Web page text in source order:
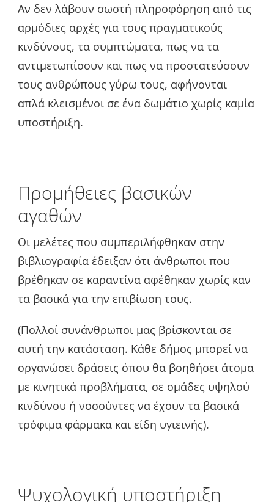
Αν δεν λάβουν σωστή πληροφόρηση από τις
αρμόδιες αρχές για τους πραγματικούς
κινδύνους, τα συμπτώματα, πως να τα
αντιμετωπίσουν και πως να προστατεύσουν
τους ανθρώπους γύρω τους, αφήνονται
απλά κλεισμένοι σε ένα δωμάτιο χωρίς καμία
υποστήριξη.
Προμήθειες βασικών
αγαθών
Οι μελέτες που συμπεριλήφθηκαν στην
βιβλιογραφία έδειξαν ότι άνθρωποι που
βρέθηκαν σε καραντίνα αφέθηκαν χωρίς καν
τα βασικά για την επιβίωση τους.
(Πολλοί συνάνθρωποι μας βρίσκονται σε
αυτή την κατάσταση. Κάθε δήμος μπορεί να
οργανώσει δράσεις όπου θα βοηθήσει άτομα
με κινητικά προβλήματα, σε ομάδες υψηλού
κινδύνου ή νοσούντες να έχουν τα βασικά
τρόφιμα φάρμακα και είδη υγιεινής).
Ψυχολογική υποστήριξη